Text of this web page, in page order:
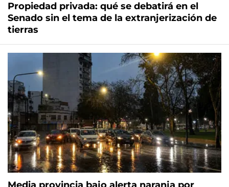
Propiedad privada: qué se debatirá en el
Senado sin el tema de la extranjerización de
tierras